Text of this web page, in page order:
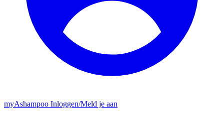
myAshampoo Inloggen/Meld je aan